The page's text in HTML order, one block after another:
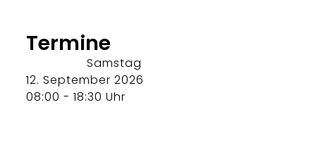
Termine
Samstag
12. September 2026
08:00 - 18:30 Uhr